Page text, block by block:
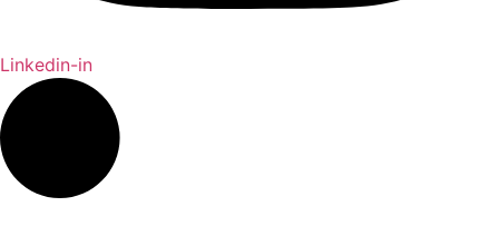
Linkedin-in